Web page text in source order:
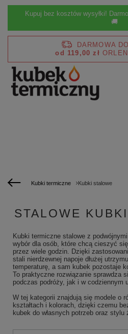
Kupuj bez kosztów wysyłki!
🚚
DARMOWA
od 119,00 zł
Kubki termiczne Kubki stalowe
STALOWE
Kubki termiczne stalowe z
wybór dla osób, które chcą cieszyć
przez wiele godzin. Dzięki
stali nierdzewnej napoje dłużej
temperaturę, a sam kubek pozostaje
To praktyczne rozwiązanie sprawdza
podczas podróży, jak i w codziennym
W tej kategorii znajdują się modele o
kształtach i kolorach, dzięki czemu
kubek do własnych potrzeb oraz stylu